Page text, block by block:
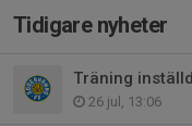
Tidigare nyheter
Träning
26 jul, 13:06